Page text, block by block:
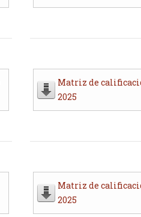
Matriz de
2025
Matriz de
2025